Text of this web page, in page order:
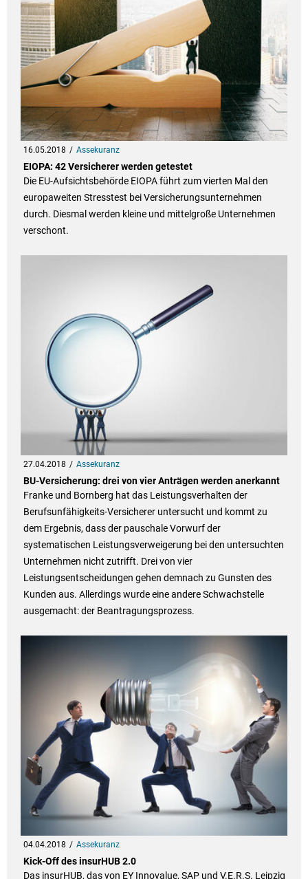
16.05.2018 Assekuranz
EIOPA: 42 Versicherer werden getestet
Die EU-Aufsichtsbehörde EIOPA führt zum vierten Mal den
europaweiten Stresstest bei Versicherungsunternehmen
durch. Diesmal werden kleine und mittelgroße Unternehmen
verschont.
27.04.2018 Assekuranz
BU-Versicherung: drei von vier Anträgen werden anerkannt
Franke und Bornberg hat das Leistungsverhalten der
Berufsunfähigkeits-Versicherer untersucht und kommt zu
dem Ergebnis, dass der pauschale Vorwurf der
systematischen Leistungsverweigerung bei den untersuchten
Unternehmen nicht zutrifft. Drei von vier
Leistungsentscheidungen gehen demnach zu Gunsten des
Kunden aus. Allerdings wurde eine andere Schwachstelle
ausgemacht: der Beantragungsprozess.
04.04.2018 Assekuranz
Kick-Off des insurHUB 2.0
Das insurHUB, das von EY Innovalue, SAP und V.E.R.S. Leipzig